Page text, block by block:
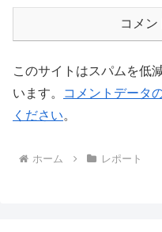
コメン
このサイトはスパムを低
います。
コメントデータ
ください。
ホーム レポート